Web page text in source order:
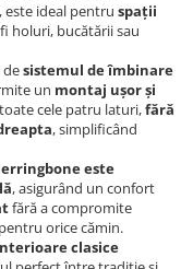
, este ideal pentru spații
holuri, bucătării sau
desistemul de îmbinare
un montaj ușor și
cele patru laturi,fără
, simplificând
este
, asigurând un confort
fără a compromite
orice cămin.
clasice